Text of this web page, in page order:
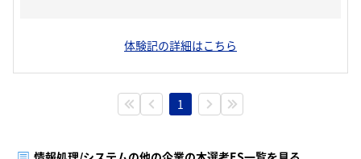
体験記の詳細はこちら
1